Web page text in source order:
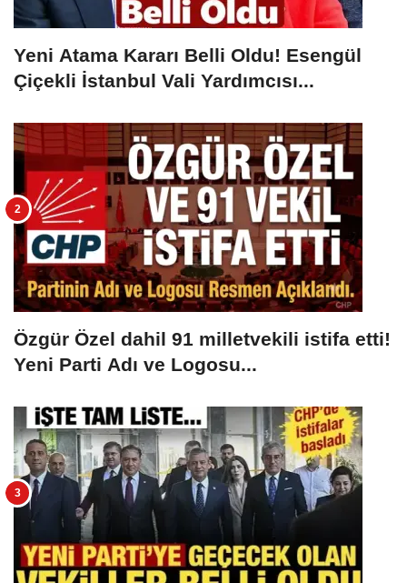
Yeni Atama Kararı Belli Oldu! Esengül
Çiçekli İstanbul Vali Yardımcısı...
Özgür Özel dahil 91 milletvekili istifa etti!
Yeni Parti Adı ve Logosu...